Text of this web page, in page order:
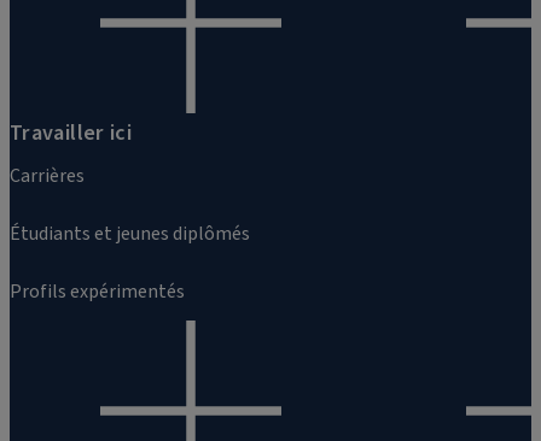
Travailler ici
Carrières
Étudiants et jeunes diplômés
Profils expérimentés